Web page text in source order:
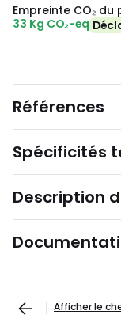
Empreinte CO₂ du
33 Kg CO₂-eq
Références
Spécificités
Description
Afficher le